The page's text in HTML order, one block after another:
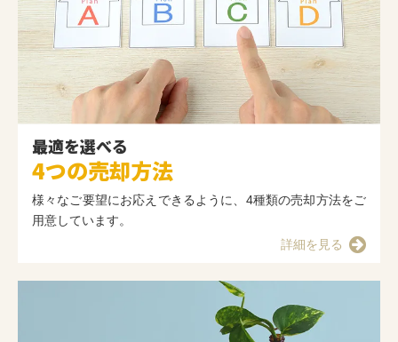
最適を選べる
4つの売却方法
様々なご要望にお応えできるように、4種類の売却方法をご
用意しています。
詳細を見る